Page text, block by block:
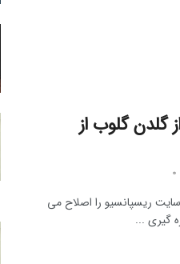
گلدن گلوب از
ریسپانسیو را اصلاح می
گیری ...